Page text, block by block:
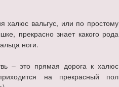
вальгус, или по простому
прекрасно знает какого рода
ноги.
– это прямая дорога к халюс
на прекрасный пол